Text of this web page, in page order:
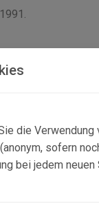
die
sofern
bei jedem